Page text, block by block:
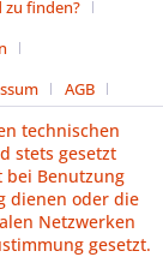
zu finden?
AGB
technischen
stets gesetzt
bei Benutzung
dienen oder die
Netzwerken
gesetzt.